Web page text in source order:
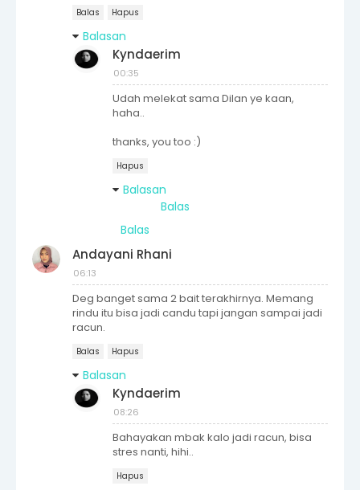
Balas Hapus
Balasan
Kyndaerim
00:35
Udah melekat sama Dilan ye kaan,
haha..
thanks, you too :)
Hapus
Balasan
Balas
Balas
Andayani Rhani
06:13
Deg banget sama 2 bait terakhirnya. Memang
rindu itu bisa jadi candu tapi jangan sampai jadi
racun.
Balas Hapus
Balasan
Kyndaerim
08:26
Bahayakan mbak kalo jadi racun, bisa
stres nanti, hihi..
Hapus